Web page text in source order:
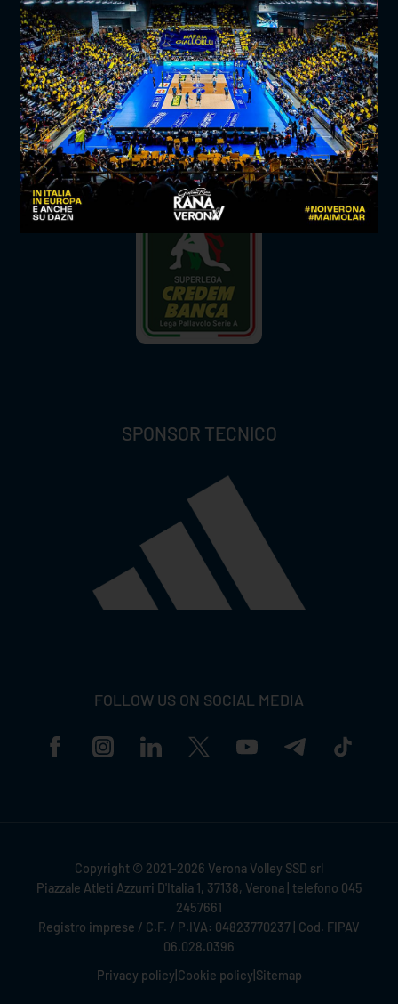
SUPERLEGA CREDEM BANCA
SPONSOR TECNICO
FOLLOW US ON SOCIAL MEDIA
Copyright © 2021-2026 Verona Volley SSD srl
Piazzale Atleti Azzurri D'Italia 1, 37138, Verona | telefono 045
2457661
Registro imprese / C.F. / P.IVA: 04823770237 | Cod. FIPAV
06.028.0396
Privacy policy Cookie policy Sitemap